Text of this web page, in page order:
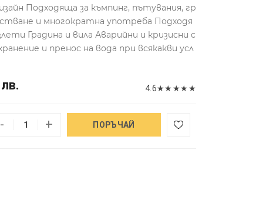
Подходяща за къмпинг, пътувания, гр
и многократна употреба Подходя
Градина и вилa Аварийни и кризисни с
и пренос на вода при всякакви усл
4.6★★ ★★ ★
- + ПОРЪЧАЙ